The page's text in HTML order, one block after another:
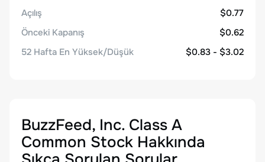
Açılış
$0.77
Önceki Kapanış
$0.62
52 Hafta En Yüksek/Düşük
$0.83 - $3.02
BuzzFeed, Inc. Class A
Common Stock Hakkında